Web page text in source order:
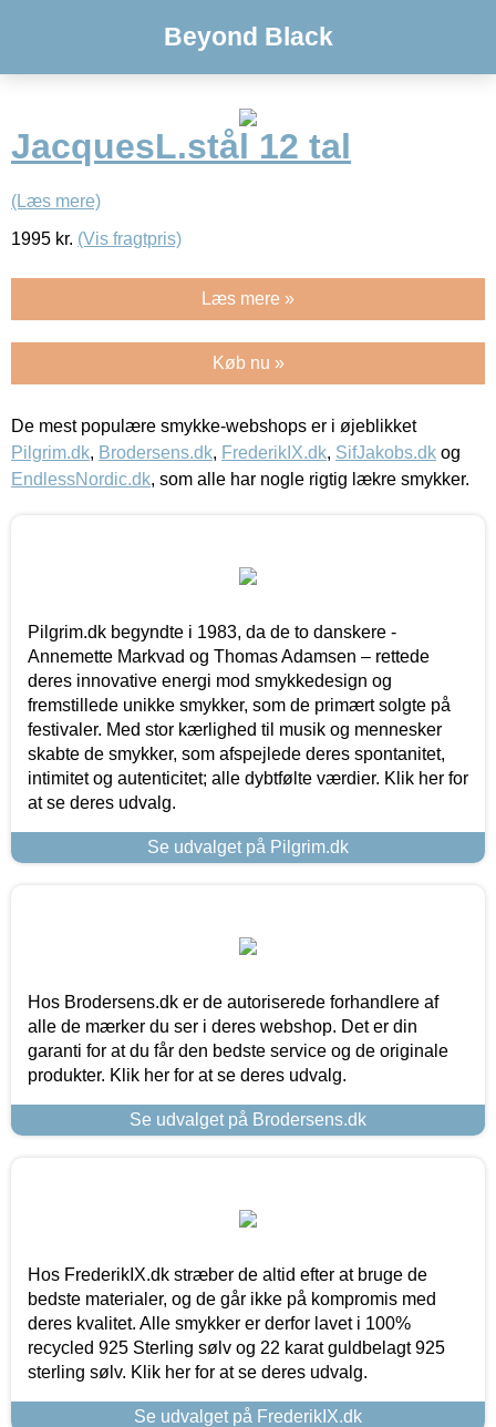
Beyond Black
JacquesL.stål 12 tal
(Læs mere)
1995 kr. (Vis fragtpris)
Læs mere »
Køb nu »
De mest populære smykke-webshops er i øjeblikket
Pilgrim.dk, Brodersens.dk, FrederikIX.dk, SifJakobs.dk og
EndlessNordic.dk, som alle har nogle rigtig lækre smykker.
Pilgrim.dk begyndte i 1983, da de to danskere -
Annemette Markvad og Thomas Adamsen – rettede
deres innovative energi mod smykkedesign og
fremstillede unikke smykker, som de primært solgte på
festivaler. Med stor kærlighed til musik og mennesker
skabte de smykker, som afspejlede deres spontanitet,
intimitet og autenticitet; alle dybtfølte værdier. Klik her for
at se deres udvalg.
Se udvalget på Pilgrim.dk
Hos Brodersens.dk er de autoriserede forhandlere af
alle de mærker du ser i deres webshop. Det er din
garanti for at du får den bedste service og de originale
produkter. Klik her for at se deres udvalg.
Se udvalget på Brodersens.dk
Hos FrederikIX.dk stræber de altid efter at bruge de
bedste materialer, og de går ikke på kompromis med
deres kvalitet. Alle smykker er derfor lavet i 100%
recycled 925 Sterling sølv og 22 karat guldbelagt 925
sterling sølv. Klik her for at se deres udvalg.
Se udvalget på FrederikIX.dk